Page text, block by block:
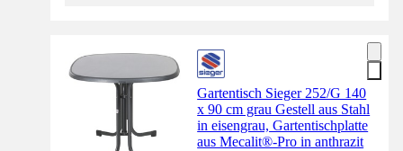
Gartentisch Sieger 252/G 140
x 90 cm grau Gestell aus Stahl
in eisengrau, Gartentischplatte
aus Mecalit®-Pro in anthrazit